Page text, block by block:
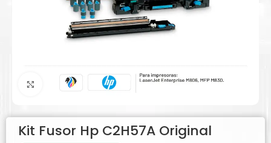
Agrandar
Kit Fusor Hp C2H57A Original